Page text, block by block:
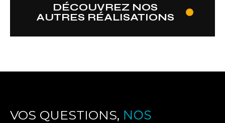
DÉCOUVREZ NOS
AUTRES RÉALISATIONS
VOS QUESTIONS, NOS